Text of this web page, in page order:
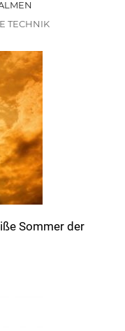
TECHNIK
Sommer der